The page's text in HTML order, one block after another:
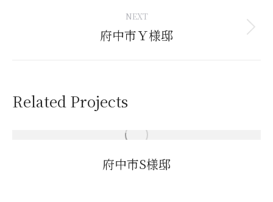
NEXT
Next
府中市Ｙ様邸
Related Projects
府中市S様邸